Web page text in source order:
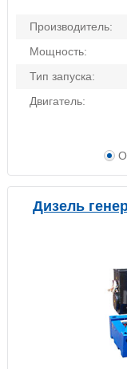
Производитель:
Мощность:
Тип запуска:
Двигатель:
Дизель